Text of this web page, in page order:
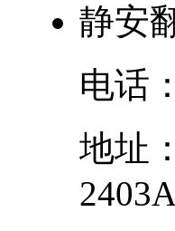
静安
电话：
地址：
2403A